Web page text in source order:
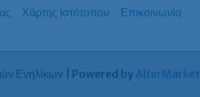
Χάρτης Ιστότοπου Επικοινωνία
Ενηλίκων | Powered byAlterMarket